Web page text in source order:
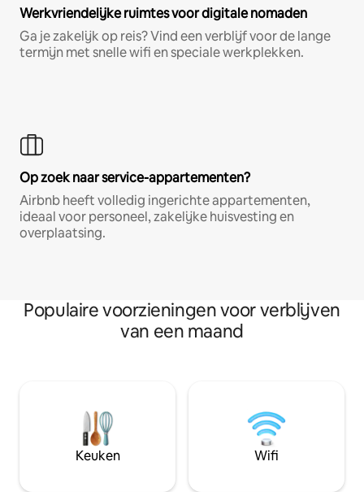
Werkvriendelijke ruimtes voor digitale nomaden
Ga je zakelijk op reis? Vind een verblijf voor de lange
termijn met snelle wifi en speciale werkplekken.
Op zoek naar service-appartementen?
Airbnb heeft volledig ingerichte appartementen,
ideaal voor personeel, zakelijke huisvesting en
overplaatsing.
Populaire voorzieningen voor verblijven
van een maand
Keuken Wifi